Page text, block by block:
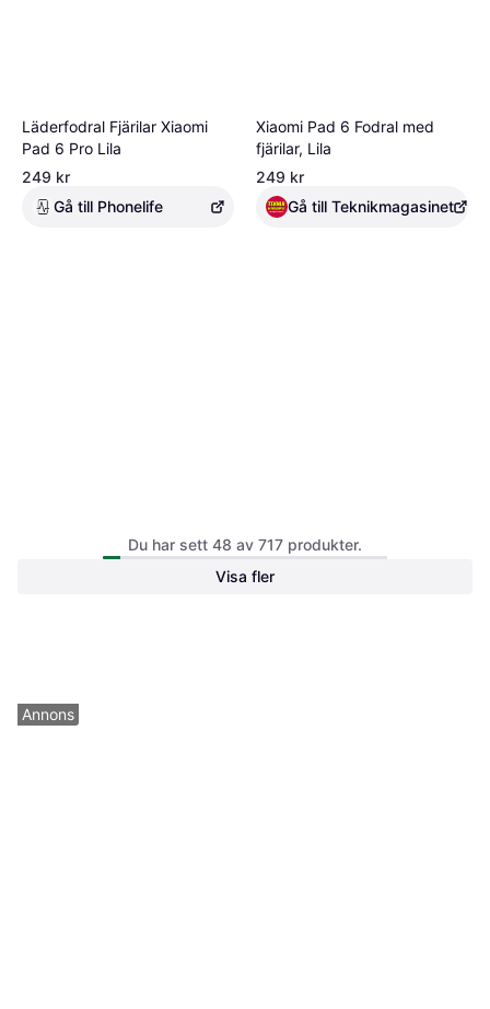
Läderfodral Fjärilar Xiaomi
Pad 6 Pro Lila
249 kr
Gå till Phonelife
Xiaomi Pad 6 Fodral med
fjärilar, Lila
249 kr
Gå till Teknikmagasinet
Gå till Teknikmagasinet
Xiaomi Pad 6 | 11" | 8 GB |
256 GB | Mist Blue
2 965 kr
Du har sett 48 av 717 produkter.
Visa fler
Annons